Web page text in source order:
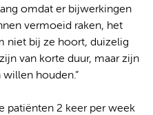
omdat er bijwerkingen
vermoeid raken, het
niet bij ze hoort, duizelig
van korte duur, maar zijn
houden.”
patiënten 2 keer per week